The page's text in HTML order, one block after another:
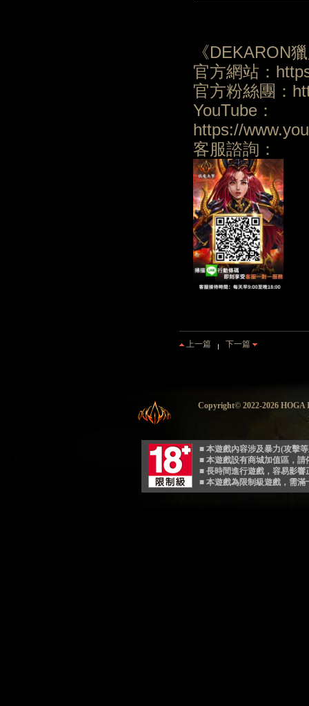
《DEKARON
官方網站：
官方粉絲團：
YouTube：
https://
客服諮詢：
上一篇 下一篇
Copyright© 2022-2026
■ 本遊戲內容涉及暴力(攻擊
■ 本遊戲設有商城加值區，
■ 長時間進行遊戲，容易影
■ 本遊戲為限制級遊戲，需